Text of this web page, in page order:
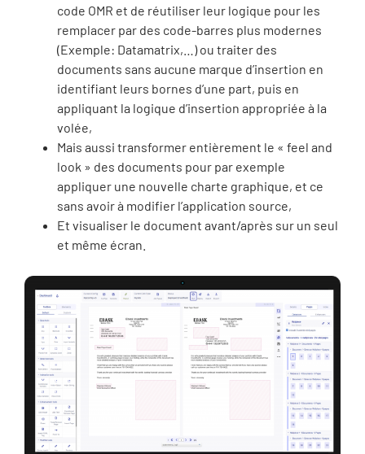
code OMR et de réutiliser leur logique pour les
remplacer par des code-barres plus modernes
(Exemple: Datamatrix,…) ou traiter des
documents sans aucune marque d’insertion en
identifiant leurs bornes d’une part, puis en
appliquant la logique d’insertion appropriée à la
volée,
Mais aussi transformer entièrement le « feel and
look » des documents pour par exemple
appliquer une nouvelle charte graphique, et ce
sans avoir à modifier l’application source,
Et visualiser le document avant/après sur un seul
et même écran.